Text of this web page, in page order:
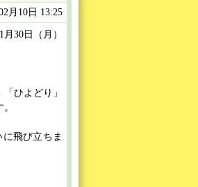
月10日 13:25
月30日（月）
ひよどり」
飛び立ちま